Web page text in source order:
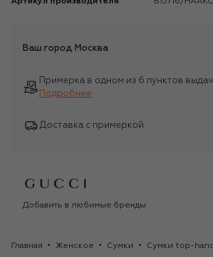
Ваш город Москва
Примерка в одном из 6 пунктов
Подробнее
Доставка с примеркой
Добавить в любимые бренды
Главная Женское Сумки Сумки top-